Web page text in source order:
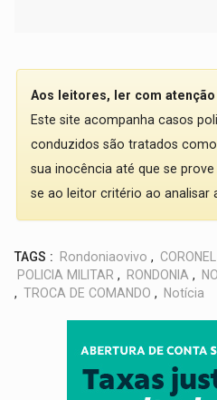
Aos leitores, ler com atenção
Este site acompanha casos
conduzidos são tratados
sua inocência até que se
se ao leitor critério ao analisar
TAGS : Rondoniaovivo ,
POLICIA MILITAR , RONDONIA ,
, TROCA DE COMANDO , Notícia